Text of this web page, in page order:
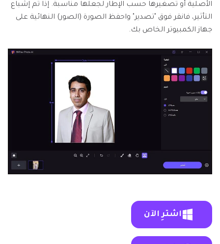
الأصلية أو تصغيرها حسب الإطار لجعلها مناسبة. إذا تم إشباع
التأثير، فانقر فوق "تصدير" واحفظ الصورة (الصور) النهائية على
جهاز الكمبيوتر الخاص بك.
اشترِ الآن